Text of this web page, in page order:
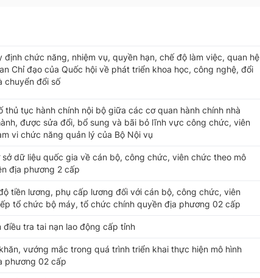
định chức năng, nhiệm vụ, quyền hạn, chế độ làm việc, quan hệ
Chỉ đạo của Quốc hội về phát triển khoa học, công nghệ, đổi
chuyển đổi số
thủ tục hành chính nội bộ giữa các cơ quan hành chính nhà
được sửa đổi, bổ sung và bãi bỏ lĩnh vực công chức, viên
vi chức năng quản lý của Bộ Nội vụ
sở dữ liệu quốc gia về cán bộ, công chức, viên chức theo mô
địa phương 2 cấp
tiền lương, phụ cấp lương đối với cán bộ, công chức, viên
tổ chức bộ máy, tổ chức chính quyền địa phương 02 cấp
điều tra tai nạn lao động cấp tỉnh
vướng mắc trong quá trình triển khai thực hiện mô hình
phương 02 cấp